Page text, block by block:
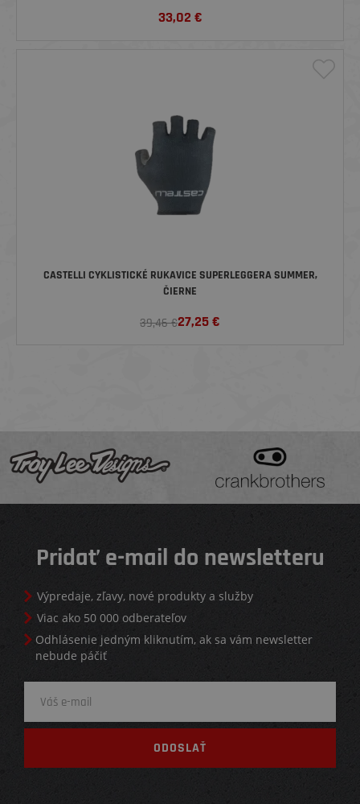
33,02 €
CASTELLI CYKLISTICKÉ RUKAVICE SUPERLEGGERA SUMMER,
ČIERNE
39,46 €27,25€
Pridať e-mail do newsletteru
Výpredaje, zľavy, nové produkty a služby
Viac ako 50 000 odberateľov
Odhlásenie jedným kliknutím, ak sa vám newsletter
nebude páčiť